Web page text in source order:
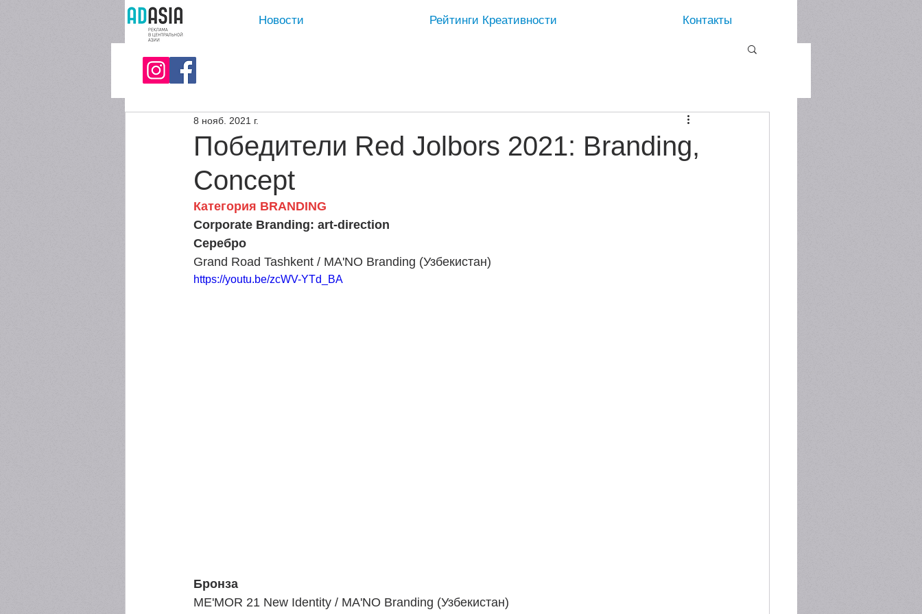
Новости Рейтинги Креативности Контакты
Победители Red Jolbors 2021: Branding,
Concept
8 нояб. 2021 г.
Категория BRANDING
Corporate Branding: art-direction
Серебро
Grand Road Tashkent / MA'NO Branding (Узбекистан)
https://youtu.be/zcWV-YTd_BA
Бронза
ME'MOR 21 New Identity / MA'NO Branding (Узбекистан)